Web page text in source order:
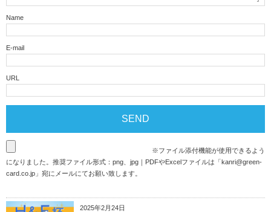
Name
E-mail
URL
※ファイル添付機能が使用できるよう
になりました。推奨ファイル形式：png、jpg｜PDFやExcelファイルは「kanri@green-
card.co.jp 」宛にメールにてお願い致します。
2025年2月24日